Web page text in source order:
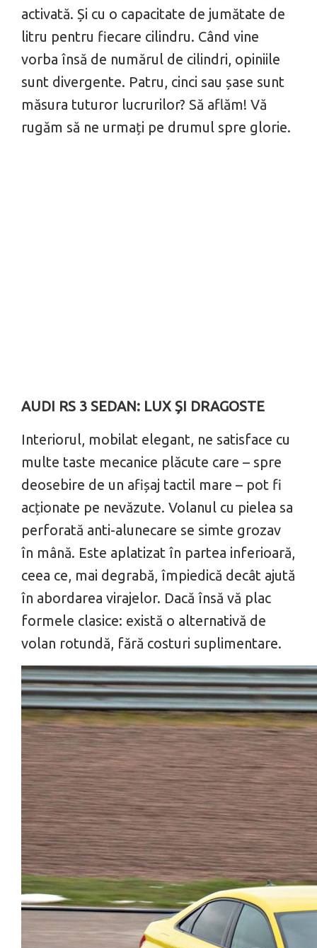
activată. Și cu o capacitate de jumătate de
litru pentru fiecare cilindru. Când vine
vorba însă de numărul de cilindri, opiniile
sunt divergente. Patru, cinci sau șase sunt
măsura tuturor lucrurilor? Să aflăm! Vă
rugăm să ne urmați pe drumul spre glorie.
AUDI RS 3 SEDAN: LUX ȘI DRAGOSTE
Interiorul, mobilat elegant, ne satisface cu
multe taste mecanice plăcute care – spre
deosebire de un afișaj tactil mare – pot fi
acționate pe nevăzute. Volanul cu pielea sa
perforată anti-alunecare se simte grozav
în mână. Este aplatizat în partea inferioară,
ceea ce, mai degrabă, împiedică decât ajută
în abordarea virajelor. Dacă însă vă plac
formele clasice: există o alternativă de
volan rotundă, fără costuri suplimentare.